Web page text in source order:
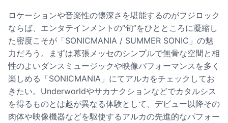
ロケーションや音楽性の懐深さを堪能するのがフジロック
ならば、エンタテインメントの“旬”をひとところに凝縮し
た密度こそが「SONICMANIA / SUMMER SONIC」の魅
力だろう。まずは幕張メッセのシンプルで無骨な空間と相
性のよいダンスミュージックや映像パフォーマンスを多く
楽しめる「SONICMANIA」にてアルカをチェックしてお
きたい。Underworldやサカナクションなどでカタルシス
を得るものとは趣が異なる体験として、デビュー以降その
肉体や映像機器などを駆使するアルカの先進的なパフォー